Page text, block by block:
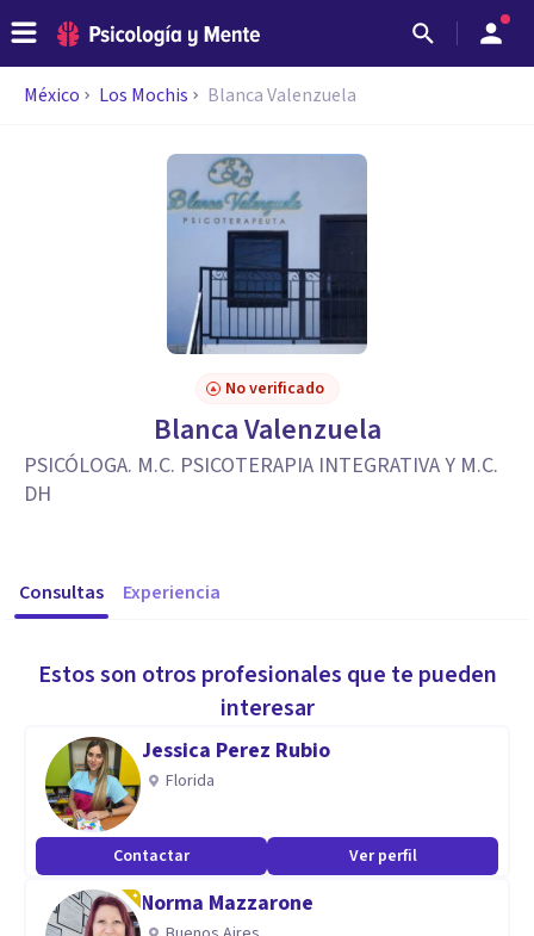
México Los Mochis Blanca Valenzuela
No verificado
Blanca Valenzuela
PSICÓLOGA. M.C. PSICOTERAPIA INTEGRATIVA Y M.C.
DH
Consultas Experiencia
Estos son otros profesionales que te pueden
interesar
Jessica Perez Rubio
Florida
Contactar Ver perfil
Norma Mazzarone